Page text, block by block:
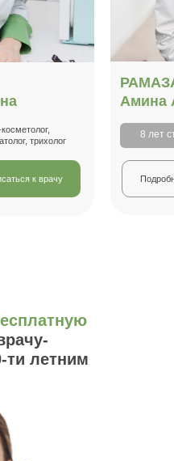
трихолог
к врачу
Амина
8 лет
ти летним